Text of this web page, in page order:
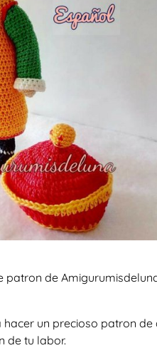
patron de
un precioso patron
de tu labor.